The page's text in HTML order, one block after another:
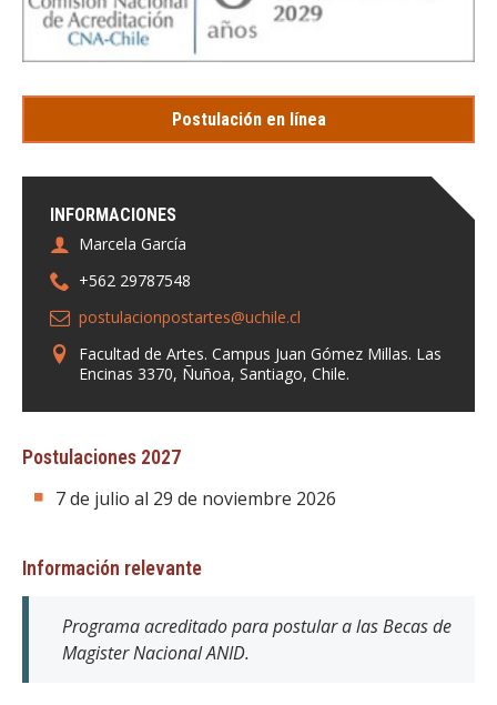
Postulación en línea
INFORMACIONES
Marcela García
+562 29787548
postulacionpostartes@uchile.cl
Facultad de Artes. Campus Juan Gómez Millas. Las
Encinas 3370, Ñuñoa, Santiago, Chile.
Postulaciones 2027
7 de julio al 29 de noviembre 2026
Información relevante
Programa acreditado para postular a las Becas de
Magister Nacional ANID.